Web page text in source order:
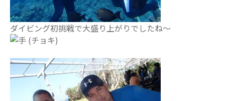
ダイビング初挑戦で大盛り上がりでしたね～